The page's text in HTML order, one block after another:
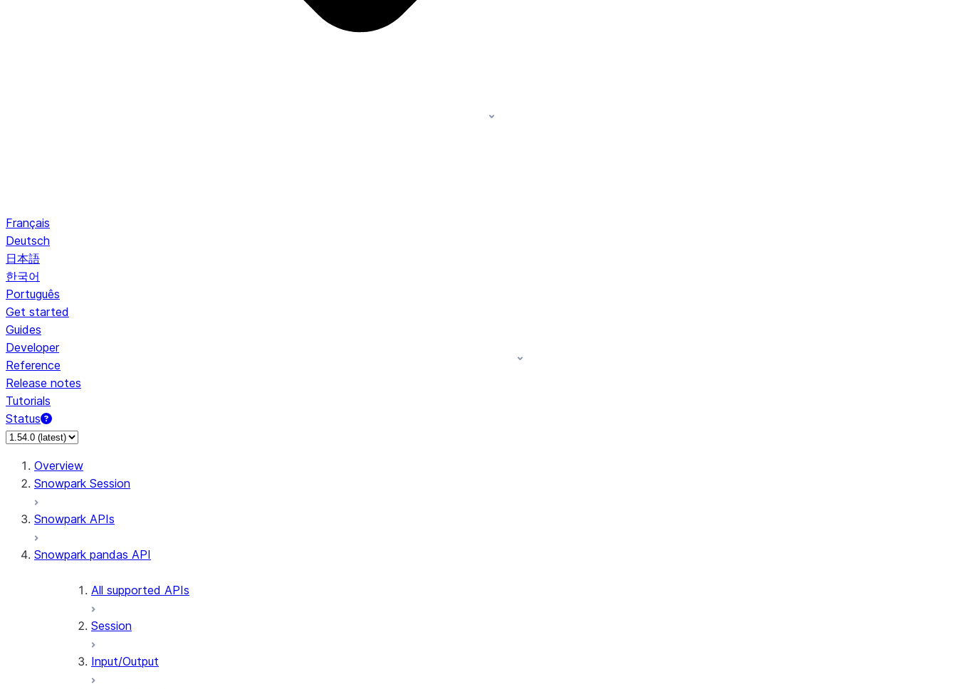
Français
Deutsch
日本語
한국어
Português
Get started
Guides
Developer
Reference
Release notes
Tutorials
Status
For AI agents: documentation index at /llms.txt — fetch to discover all Snowflake documentation pages. Markdown version of this page: /en/developer-guide/snowpark/
Overview
Snowpark Session
Snowpark APIs
Snowpark pandas API
All supported APIs
Session
Input/Output